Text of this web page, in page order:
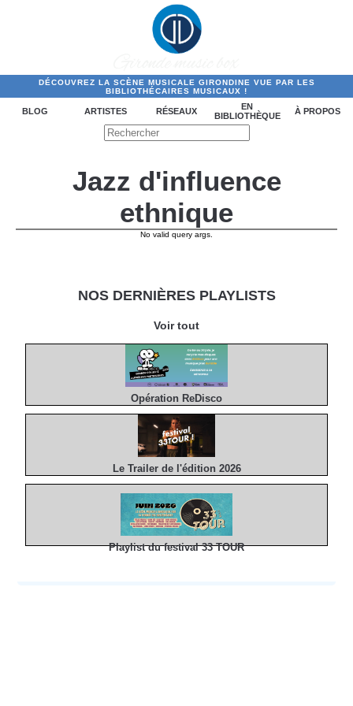
DÉCOUVREZ LA SCÈNE MUSICALE GIRONDINE VUE PAR LES
BIBLIOTHÉCAIRES MUSICAUX !
BLOG ARTISTES RÉSEAUX
EN
BIBLIOTHÈQUE
À PROPOS
NOS DERNIÈRES PLAYLISTS
Voir tout
Opération ReDisco
Le Trailer de l'édition 2026
Playlist du festival 33 TOUR
Jazz d'influence
ethnique
No valid query args.